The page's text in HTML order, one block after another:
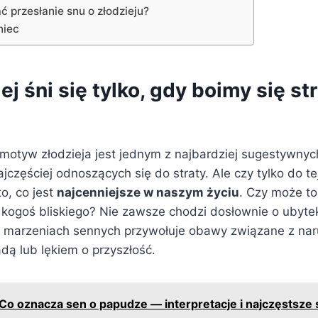
przesłanie snu o złodzieju?
śni się tylko, gdy boimy się
złodzieja jest jednym z najbardziej
odnoszących się do straty. Ale czy tylko do
co jest najcenniejsze w naszym życiu. Czy może
bliskiego? Nie zawsze chodzi dosłownie o
marzeniach sennych przywołuje obawy związane z
lub lękiem o przyszłość.
oznacza sen o papudze — interpretacje i najczęstsze